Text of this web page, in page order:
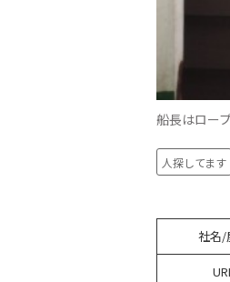
船長はロー
人探してます
社名/